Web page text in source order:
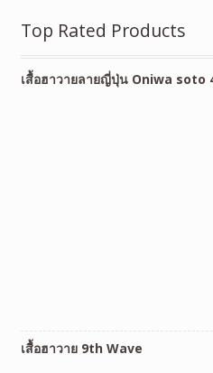
Top Rated Products
เสื้อฮาวายลายญี่ปุ่น Oniwa soto
เสื้อฮาวาย 9th Wave